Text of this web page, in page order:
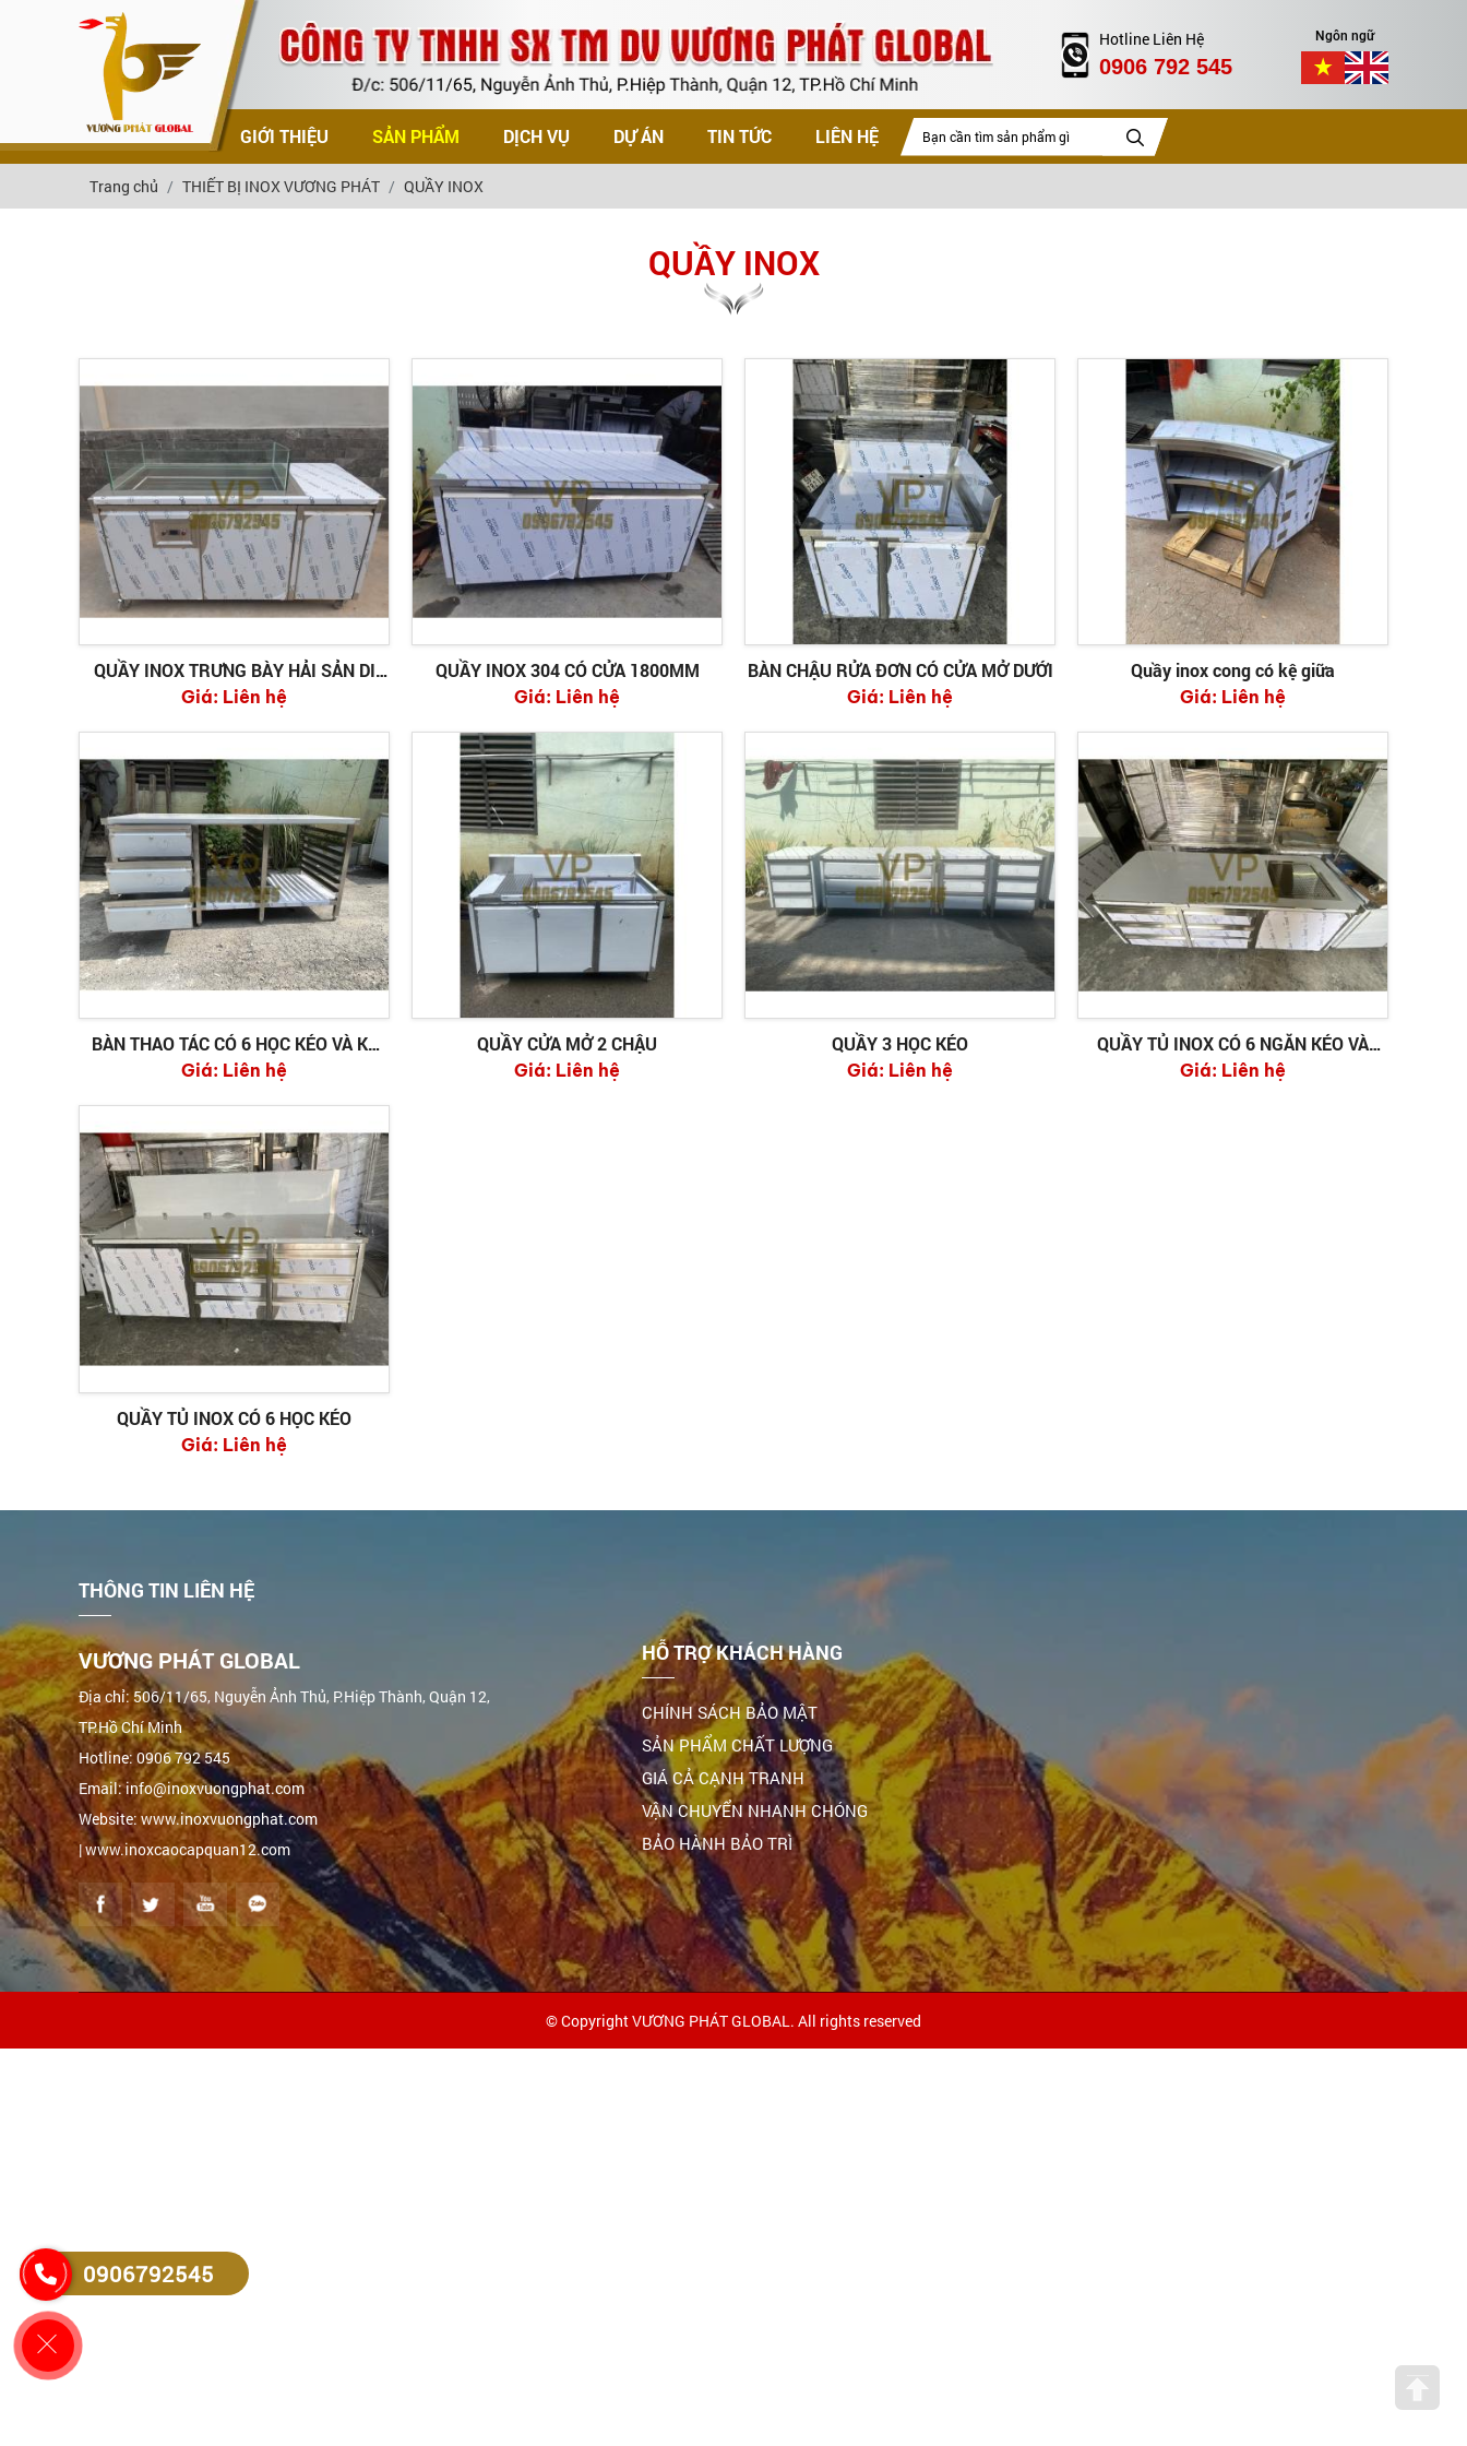
Hotline Liên Hệ
0906 792 545
Ngôn ngữ
TRANG CHỦ GIỚI THIỆU SẢN PHẨM DỊCH VỤ DỰ ÁN TIN TỨC LIÊN HỆ
Trang chủ THIẾT BỊ INOX VƯƠNG PHÁT QUẦY INOX
QUẦY INOX
QUẦY INOX TRƯNG BÀY HẢI SẢN DI
ĐỘNG 1700MM
Giá: Liên hệ
QUẦY INOX 304 CÓ CỬA 1800MM
Giá: Liên hệ
BÀN CHẬU RỬA ĐƠN CÓ CỬA MỞ DƯỚI
Giá: Liên hệ
Quầy inox cong có kệ giữa
Giá: Liên hệ
BÀN THAO TÁC CÓ 6 HỌC KÉO VÀ KỆ
RACK
Giá: Liên hệ
QUẦY CỬA MỞ 2 CHẬU
Giá: Liên hệ
QUẦY 3 HỌC KÉO
Giá: Liên hệ
QUẦY TỦ INOX CÓ 6 NGĂN KÉO VÀ
RÃNH ÚP LY
Giá: Liên hệ
QUẦY TỦ INOX CÓ 6 HỌC KÉO
Giá: Liên hệ
THÔNG TIN LIÊN HỆ
VƯƠNG PHÁT GLOBAL
Địa chỉ: 506/11/65, Nguyễn Ảnh Thủ, P.Hiệp Thành, Quận 12,
TP.Hồ Chí Minh
Hotline: 0906 792 545
Email: info@inoxvuongphat.com
Website: www.inoxvuongphat.com
| www.inoxcaocapquan12.com
HỖ TRỢ KHÁCH HÀNG
CHÍNH SÁCH BẢO MẬT
SẢN PHẨM CHẤT LƯỢNG
GIÁ CẢ CẠNH TRANH
VẬN CHUYỂN NHANH CHÓNG
BẢO HÀNH BẢO TRÌ
© Copyright VƯƠNG PHÁT GLOBAL. All rights reserved
0906792545